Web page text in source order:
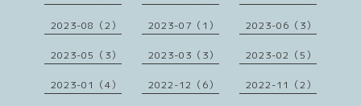
2023-08（2） 2023-07（1） 2023-06（3）
2023-05（3） 2023-03（3） 2023-02（5）
2023-01（4） 2022-12（6） 2022-11（2）